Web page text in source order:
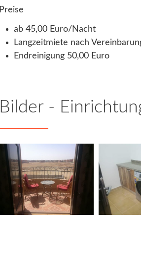
Preise
ab 45,00 Euro/Nacht
Langzeitmiete nach
Endreinigung 50,00 Euro
Bilder -